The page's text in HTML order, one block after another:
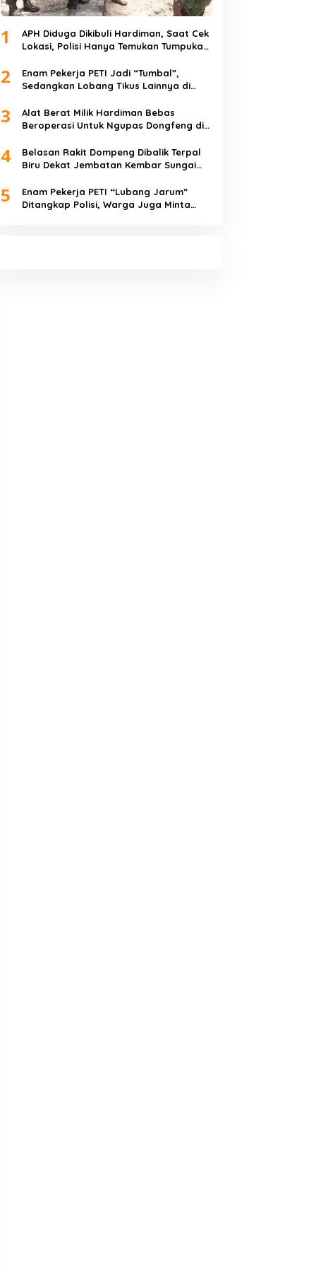
1
APH Diduga Dikibuli Hardiman, Saat Cek
Lokasi, Polisi Hanya Temukan Tumpukan
2
Enam Pekerja PETI Jadi “Tumbal”,
Sedangkan Lobang Tikus Lainnya di
Beroperasi
3
Alat Berat Milik Hardiman Bebas
Beroperasi Untuk Ngupas Dongfeng di
4
Belasan Rakit Dompeng Dibalik Terpal
Biru Dekat Jembatan Kembar Sungai
5
Enam Pekerja PETI “Lubang Jarum”
Ditangkap Polisi, Warga Juga Minta